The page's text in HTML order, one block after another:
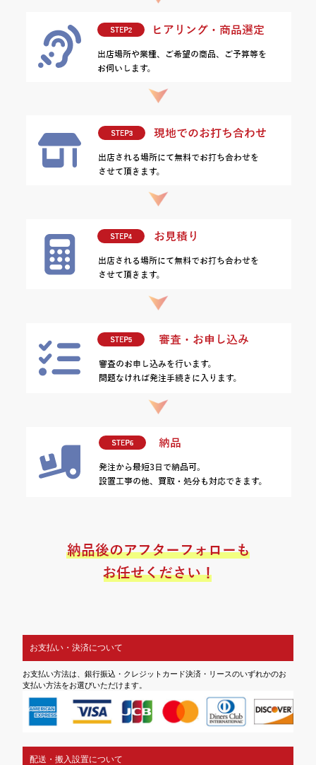
お支払い・決済について
お支払い方法は、銀行振込・クレジットカード決済・リースのいずれかのお
支払い方法をお選びいただけます。
配送・搬入設置について